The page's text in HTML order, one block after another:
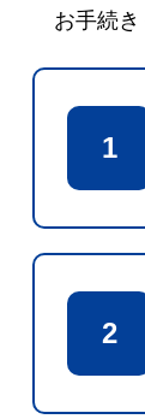
お手続き
1
2